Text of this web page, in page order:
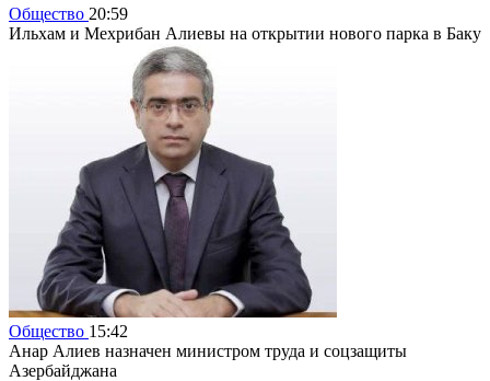
Общество 20:59
Ильхам и Мехрибан Алиевы на открытии нового парка в Баку
Общество 15:42
Анар Алиев назначен министром труда и соцзащиты
Азербайджана